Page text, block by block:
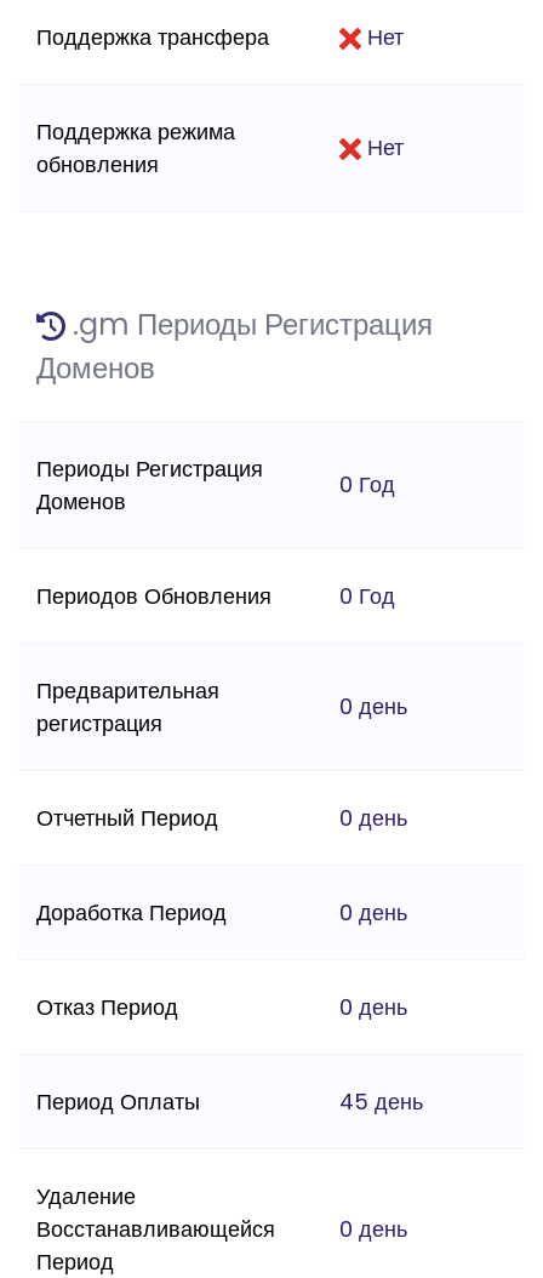
Поддержка трансфера Нет
Поддержка режима
обновления
Нет
.gm Периоды Регистрация
Доменов
Периоды Регистрация
Доменов
0 Год
Периодов Обновления 0 Год
Предварительная
регистрация
0 день
Отчетный Период 0 день
Доработка Период 0 день
Отказ Период 0 день
Период Оплаты 45 день
Удаление
Восстанавливающейся
Период
0 день